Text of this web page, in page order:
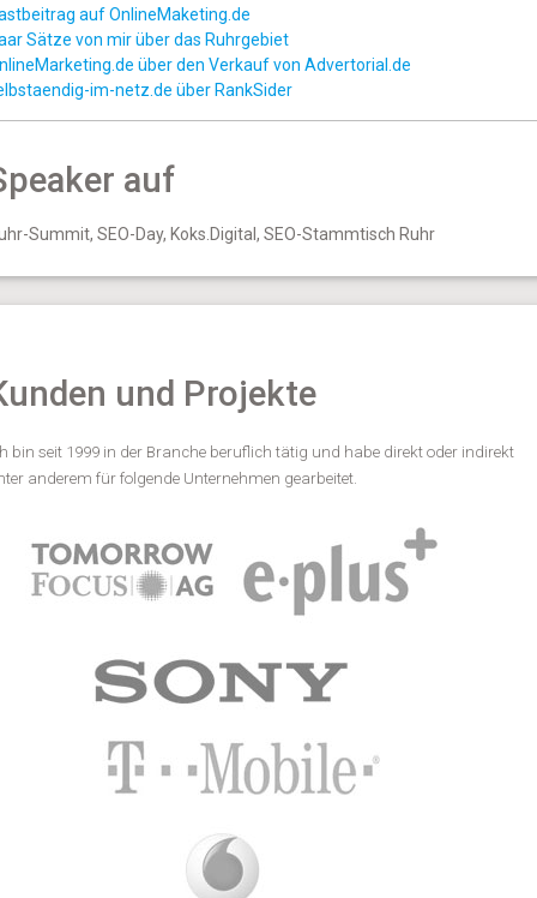
auf OnlineMaketing.de
Sätze von mir über das Ruhrgebiet
über den Verkauf von Advertorial.de
im-netz.de über RankSider
auf
Summit, SEO-Day, Koks.Digital, SEO-Stammtisch Ruhr
und Projekte
bin seit 1999 in der Branche beruflich tätig und habe direkt oder indirekt
anderem für folgende Unternehmen gearbeitet.